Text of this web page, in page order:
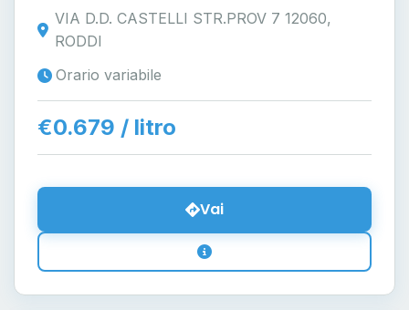
VIA D.D. CASTELLI STR.PROV 7 12060,
RODDI
Orario variabile
€0.679 / litro
Vai